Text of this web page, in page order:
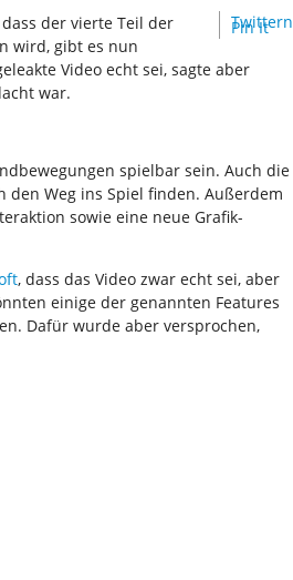
Twittern
Pin It
der vierte Teil der
wird, gibt es nun
Video echt sei, sagte aber
war.
spielbar sein. Auch die
den Weg ins Spiel finden. Außerdem
sowie eine neue Grafik-
, dass das Video zwar echt sei, aber
einige der genannten Features
Dafür wurde aber versprochen,